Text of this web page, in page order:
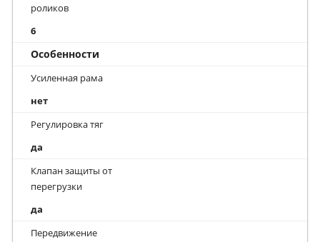
роликов
6
Особенности
Усиленная рама
нет
Регулировка тяг
да
Клапан защиты от
перегрузки
да
Передвижение